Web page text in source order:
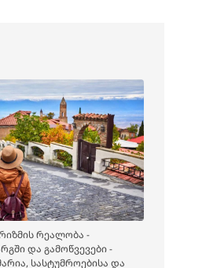
რეალობა -
და გამოწვევები -
სასტუმროებისა და